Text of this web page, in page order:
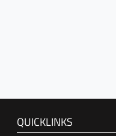
QUICKLINKS